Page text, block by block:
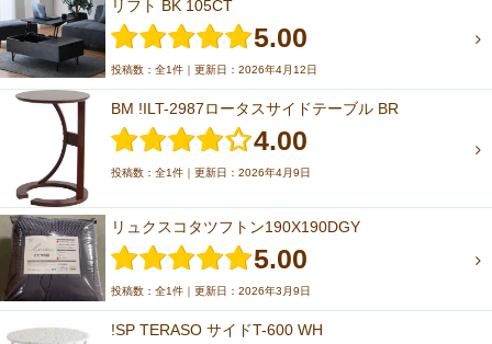
リフト BK 105CT
5.00
投稿数：全1件｜更新日：2026年4月12日
BM !ILT-2987ロータスサイドテーブル BR
4.00
投稿数：全1件｜更新日：2026年4月9日
リュクスコタツフトン190X190DGY
5.00
投稿数：全1件｜更新日：2026年3月9日
!SP TERASO サイドT-600 WH